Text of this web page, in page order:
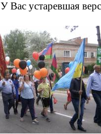
У Вас устаревшая